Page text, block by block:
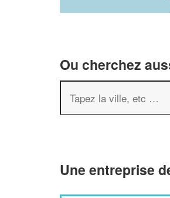
Ou cherchez
Une entreprise